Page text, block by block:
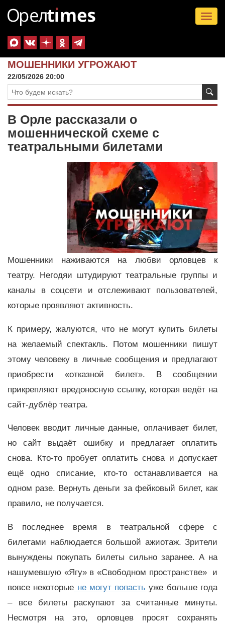
МОШЕННИКИ УГРОЖАЮТ
22/05/2026 20:00
В Орле рассказали о
мошеннической схеме с
театральными билетами
Мошенники наживаются на любви орловцев к
театру. Негодяи штудируют театральные группы и
каналы в соцсети и отслеживают пользователей,
которые проявляют активность.
К примеру, жалуются, что не могут купить билеты
на желаемый спектакль. Потом мошенники пишут
этому человеку в личные сообщения и предлагают
приобрести «отказной билет». В сообщении
прикрепляют вредоносную ссылку, которая ведёт на
сайт-дублёр театра.
Человек вводит личные данные, оплачивает билет,
но сайт выдаёт ошибку и предлагает оплатить
снова. Кто-то пробует оплатить снова и допускает
ещё одно списание, кто-то останавливается на
одном разе. Вернуть деньги за фейковый билет, как
правило, не получается.
В последнее время в театральной сфере с
билетами наблюдается большой ажиотаж. Зрители
вынуждены покупать билеты сильно заранее. А на
нашумевшую «Ягу» в «Свободном пространстве» и
вовсе некоторые не могут попасть уже больше года
– все билеты раскупают за считанные минуты.
Несмотря на это, орловцев просят сохранять